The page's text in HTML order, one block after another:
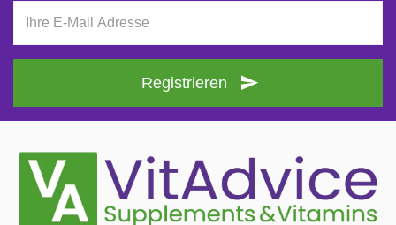
Registrieren